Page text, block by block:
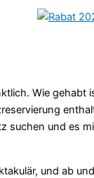
Wie gehabt
suchen und es
und ab